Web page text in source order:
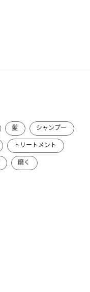
髪
シャンプー
トリートメント
磨く